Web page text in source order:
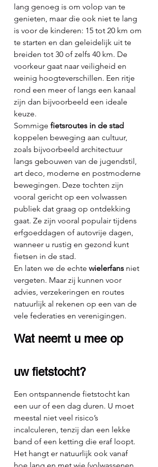
lang genoeg is om volop van te
genieten, maar die ook niet te lang
is voor de kinderen: 15 tot 20 km om
te starten en dan geleidelijk uit te
breiden tot 30 of zelfs 40 km. De
voorkeur gaat naar veiligheid en
weinig hoogteverschillen. Een ritje
rond een meer of langs een kanaal
zijn dan bijvoorbeeld een ideale
keuze.
Sommige fietsroutes in de stad
koppelen beweging aan cultuur,
zoals bijvoorbeeld architectuur
langs gebouwen van de jugendstil,
art deco, moderne en postmoderne
bewegingen. Deze tochten zijn
vooral gericht op een volwassen
publiek dat graag op ontdekking
gaat. Ze zijn vooral populair tijdens
erfgoeddagen of autovrije dagen,
wanneer u rustig en gezond kunt
fietsen in de stad.
En laten we de echte wielerfans niet
vergeten. Maar zij kunnen voor
advies, verzekeringen en routes
natuurlijk al rekenen op een van de
vele federaties en verenigingen.
Wat neemt u mee op
uw fietstocht?
Een ontspannende fietstocht kan
een uur of een dag duren. U moet
meestal niet veel risico’s
incalculeren, tenzij dan een lekke
band of een ketting die eraf loopt.
Het hangt er natuurlijk ook vanaf